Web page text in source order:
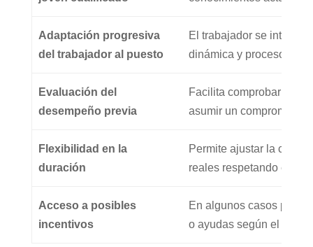
Adaptación progresiva
del trabajador al puesto
El trabajador se integra
dinámica y procesos
Evaluación del
desempeño previa
Facilita comprobar si el
asumir un compromiso
Flexibilidad en la
duración
Permite ajustar la
reales respetando el
Acceso a posibles
incentivos
En algunos casos
o ayudas según el perfil